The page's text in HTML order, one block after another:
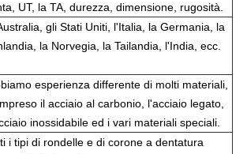
UT, la TA, durezza, dimensione, rugosità.
gli Stati Uniti, l'Italia, la Germania, la
la Norvegia, la Tailandia, l'India, ecc.
esperienza differente di molti materiali,
il acciaio al carbonio, l'acciaio legato,
inossidabile ed i vari materiali speciali.
i tipi di rondelle e di corone a dentatura